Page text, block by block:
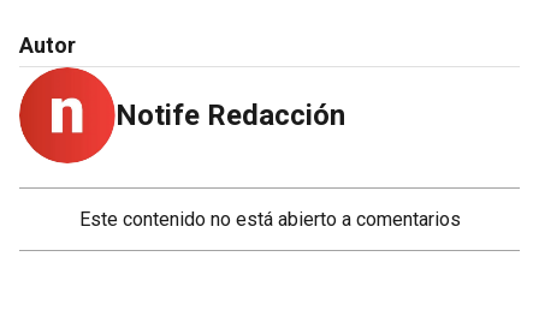
Autor
Notife Redacción
Este contenido no está abierto a comentarios